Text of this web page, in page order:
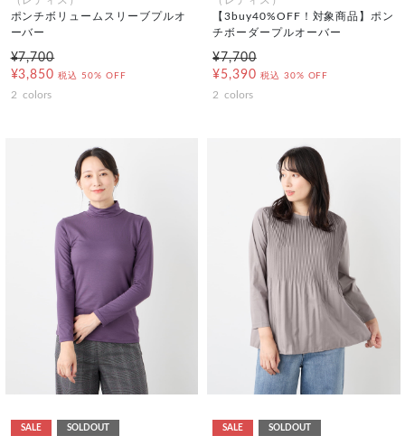
ポンチボリュームスリーブプルオ
ーバー
¥7,700
¥3,850 税込 50% OFF
2 colors
【3buy40%OFF！対象商品】ポン
チボーダープルオーバー
¥7,700
¥5,390 税込 30% OFF
2 colors
SALE SOLDOUT SALE SOLDOUT